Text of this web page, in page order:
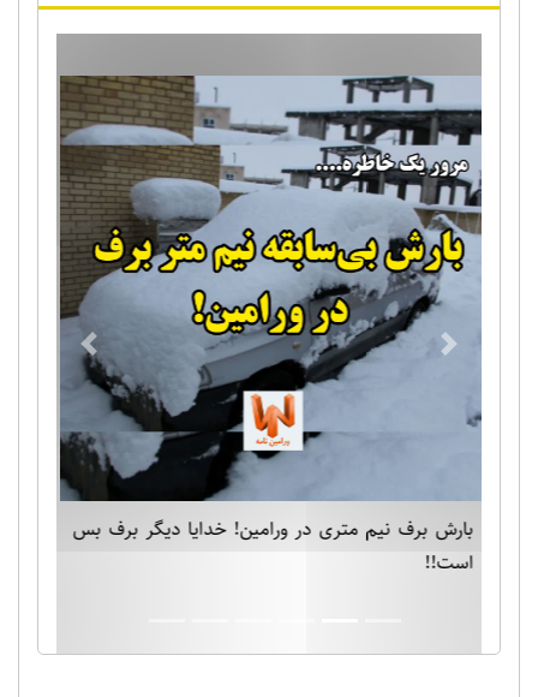
بارش برف نیم متری در ورامین! خدایا دیگر برف بس
است!!
Previous Next